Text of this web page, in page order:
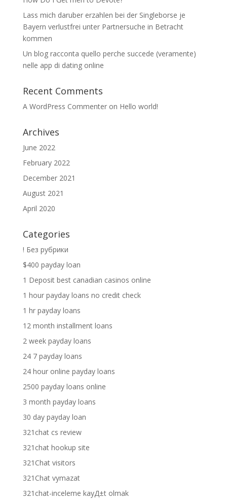
Lass mich daruber erzahlen bei der Singleborse je
Bayern verlustfrei unter Partnersuche in Betracht
kommen
Un blog racconta quello perche succede (veramente)
nelle app di dating online
Recent Comments
A WordPress Commenteron Hello world!
Archives
June 2022
February 2022
December 2021
August 2021
April 2020
Categories
! Без рубрики
$400 payday loan
1 Deposit best canadian casinos online
1 hour payday loans no credit check
1 hr payday loans
12 month installment loans
2 week payday loans
24 7 payday loans
24 hour online payday loans
2500 payday loans online
3 month payday loans
30 day payday loan
321chat cs review
321chat hookup site
321Chat visitors
321Chat vymazat
321chat-inceleme kayД±t olmak